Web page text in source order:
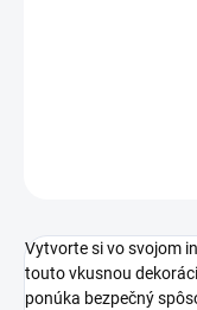
Vytvorte si vo svojom
touto vkusnou
ponúka bezpečný